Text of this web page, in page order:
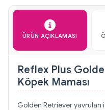
ÜRÜN AÇIKLAMASI
Reflex Plus
Köpek Maması
Golden Retriever